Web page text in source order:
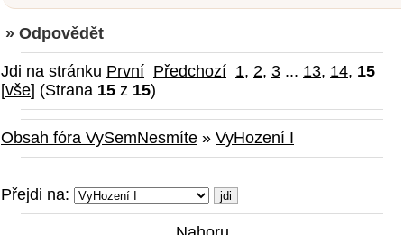
» Odpovědět
Jdi na stránku První Předchozí 1, 2, 3 ... 13, 14, 15
[vše] (Strana 15 z 15)
Obsah fóra VySemNesmíte » VyHození I
Přejdi na: